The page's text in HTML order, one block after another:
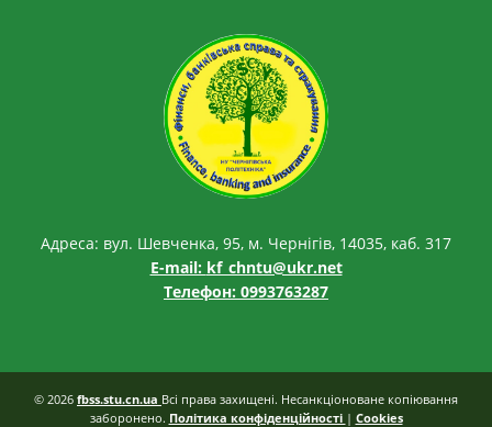
Адреса: вул. Шевченка, 95, м. Чернігів, 14035, каб. 317
E-mail: kf_chntu@ukr.net
Телефон: 0993763287
© 2026 fbss.stu.cn.ua Всі права захищені. Несанкціоноване копіювання
заборонено. Політика конфіденційності | Cookies